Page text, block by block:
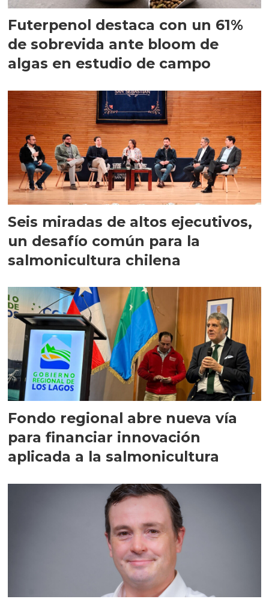
Futerpenol destaca con un 61%
de sobrevida ante bloom de
algas en estudio de campo
Seis miradas de altos ejecutivos,
un desafío común para la
salmonicultura chilena
Fondo regional abre nueva vía
para financiar innovación
aplicada a la salmonicultura